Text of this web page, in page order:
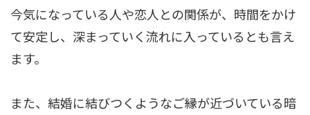
今気になっている人や恋人との関係が、時間をかけ
て安定し、深まっていく流れに入っているとも言え
ます。
また、結婚に結びつくようなご縁が近づいている暗